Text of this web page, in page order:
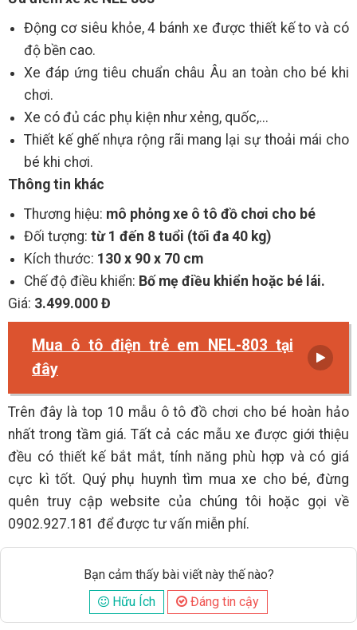
Động cơ siêu khỏe, 4 bánh xe được thiết kế to và có
độ bền cao.
Xe đáp ứng tiêu chuẩn châu Âu an toàn cho bé khi
chơi.
Xe có đủ các phụ kiện như xẻng, quốc,...
Thiết kế ghế nhựa rộng rãi mang lại sự thoải mái cho
bé khi chơi.
Thông tin khác
Thương hiệu: mô phỏng xe ô tô đồ chơi cho bé
Đối tượng: từ 1 đến 8 tuổi (tối đa 40 kg)
Kích thước: 130 x 90 x 70 cm
Chế độ điều khiển: Bố mẹ điều khiển hoặc bé lái.
Giá: 3.499.000 Đ
Mua ô tô điện trẻ em NEL-803 tại
đây
Trên đây là top 10 mẫu ô tô đồ chơi cho bé hoàn hảo
nhất trong tầm giá. Tất cả các mẫu xe được giới thiệu
đều có thiết kế bắt mắt, tính năng phù hợp và có giá
cực kì tốt. Quý phụ huynh tìm mua xe cho bé, đừng
quên truy cập website của chúng tôi hoặc gọi về
0902.927.181 để được tư vấn miễn phí.
Bạn cảm thấy bài viết này thế nào?
Hữu Ích
Đáng tin cậy